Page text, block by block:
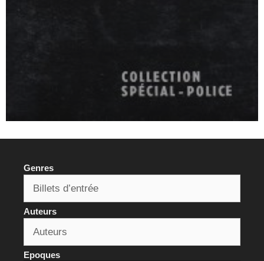
Genres
Auteurs
Epoques